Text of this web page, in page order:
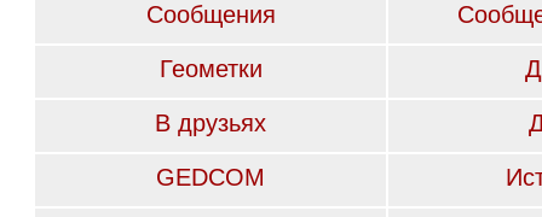
Сообщения
Геометки
В друзьях
GEDCOM